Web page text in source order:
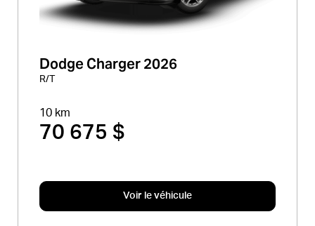
Dodge Charger 2026
R/T
10 km
70 675 $
Voir le véhicule